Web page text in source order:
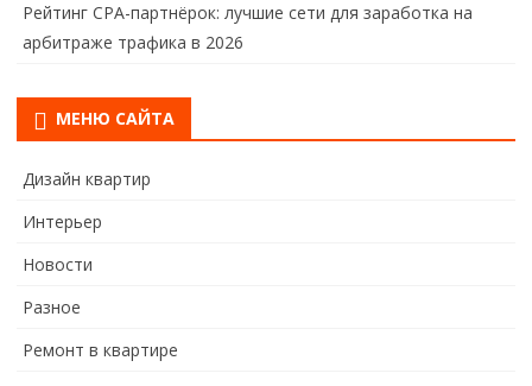
Рейтинг CPA-партнёрок: лучшие сети для заработка на
арбитраже трафика в 2026
МЕНЮ САЙТА
Дизайн квартир
Интерьер
Новости
Разное
Ремонт в квартире